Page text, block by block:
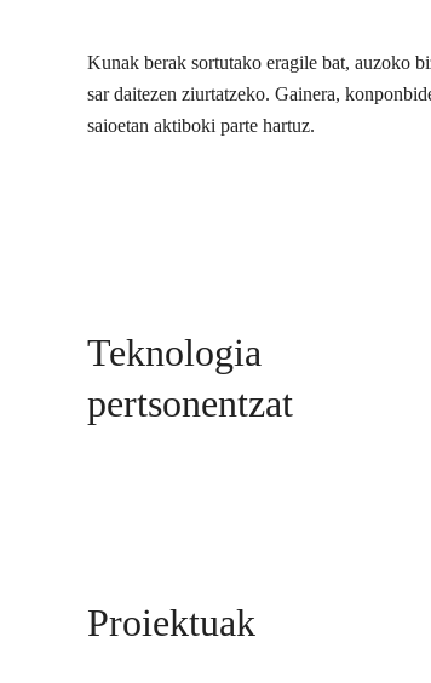
Kunak berak sortutako eragile bat, auzoko
sar daitezen ziurtatzeko. Gainera,
saioetan aktiboki parte hartuz.
Teknologia
pertsonentzat
Proiektuak